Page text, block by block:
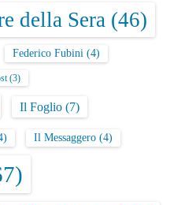
della Sera (46)
Federico Fubini (4)
(3)
Il Foglio (7)
Il Messaggero (4)